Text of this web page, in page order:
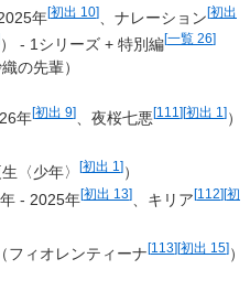
年[初出 10] 、ナレーション[初出
） - 1シリーズ + 特別編[一覧 26]
織の先輩）
年[初出 9] 夜桜七悪[111 ][初出 1 ] ）
〈少年〉 [初出 1 ] ）
年 - 2025年[初出 13] 、キリア[112][初
（フィオレンティーナ[113][初出 15] ）